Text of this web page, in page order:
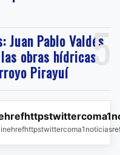
5
Juan Pablo Valdés
obras hídricas
Pirayuí